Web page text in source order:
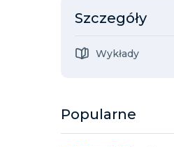
Szczegóły
Wykłady
Popularne